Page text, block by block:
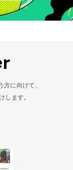
方に向けて、
します。